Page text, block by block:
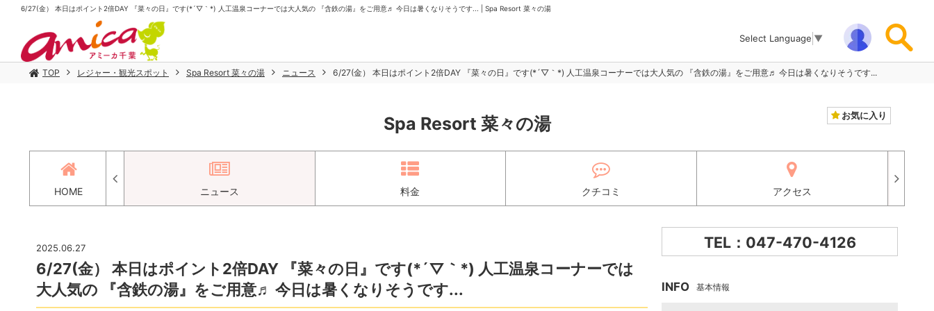
6/27(金） 本日はポイント2倍DAY 『菜々の日』です(*´▽｀*) 人工温泉コーナーでは大人気の 『含鉄の湯』をご用意♬ 今日は暑くなりそうです... | Spa Resort 菜々の湯
Select Language ▼
TOP レジャー・観光スポット Spa Resort 菜々の湯 ニュース 6/27(金） 本日はポイント2倍DAY 『菜々の日』です(*´▽｀*) 人工温泉コーナーでは大人気の 『含鉄の湯』をご用意♬ 今日は暑くなりそうです...
Spa Resort 菜々の湯 お気に入り
HOME ニュース 料金 クチコミ アクセス
2025.06.27
6/27(金） 本日はポイント2倍DAY 『菜々の日』です(*´▽｀*) 人工温泉コーナーでは
大人気の 『含鉄の湯』をご用意♬ 今日は暑くなりそうです...
TEL：047-470-4126
INFO 基本情報